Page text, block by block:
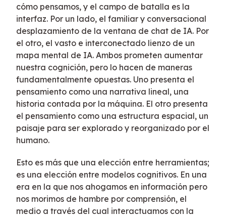
cómo pensamos, y el campo de batalla es la
interfaz. Por un lado, el familiar y conversacional
desplazamiento de la ventana de chat de IA. Por
el otro, el vasto e interconectado lienzo de un
mapa mental de IA. Ambos prometen aumentar
nuestra cognición, pero lo hacen de maneras
fundamentalmente opuestas. Uno presenta el
pensamiento como una narrativa lineal, una
historia contada por la máquina. El otro presenta
el pensamiento como una estructura espacial, un
paisaje para ser explorado y reorganizado por el
humano.
Esto es más que una elección entre herramientas;
es una elección entre modelos cognitivos. En una
era en la que nos ahogamos en información pero
nos morimos de hambre por comprensión, el
medio a través del cual interactuamos con la